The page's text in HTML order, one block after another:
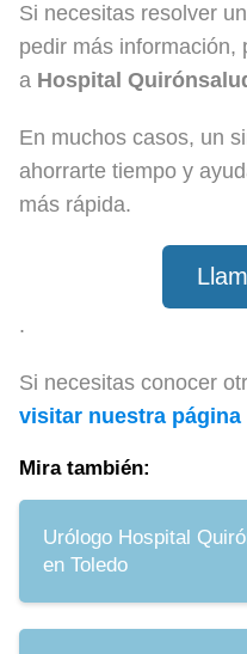
Si necesitas resolver
pedir más información,
a Hospital
En muchos casos, un
ahorrarte tiempo y
más rápida.
.
Si necesitas conocer
visitar nuestra página
Mira también:
Urólogo Hospital
en Toledo